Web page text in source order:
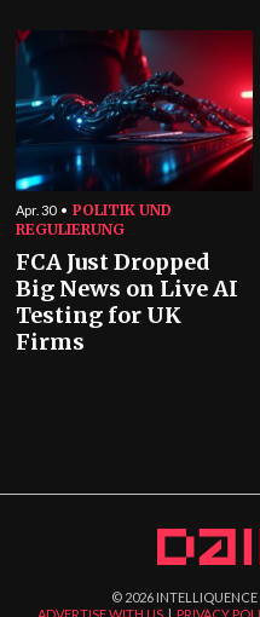
Apr. 30
POLITIK UND
REGULIERUNG
FCA Just Dropped
Big News on Live AI
Testing for UK
Firms
© 2026 INTELLIQUENCE
ADVERTISE WITH US | PRIVACY